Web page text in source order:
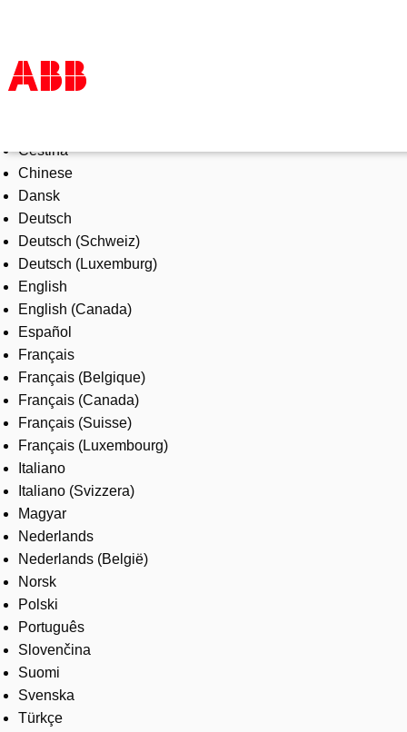
Products & Solutions
Industries
Services
About us
Where to buy
Contact us
Careers
Čeština
Chinese
Dansk
Deutsch
Deutsch (Schweiz)
Deutsch (Luxemburg)
English
English (Canada)
Español
Français
Français (Belgique)
Français (Canada)
Français (Suisse)
Français (Luxembourg)
Italiano
Italiano (Svizzera)
Magyar
Nederlands
Nederlands (België)
Norsk
Polski
Português
Slovenčina
Suomi
Svenska
Türkçe